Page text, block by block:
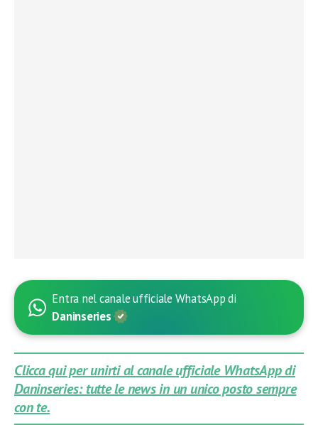
Entra nel canale ufficiale WhatsApp di
Daninseries
Clicca qui per unirti al canale ufficiale WhatsApp di
Daninseries: tutte le news in un unico posto sempre
con te.